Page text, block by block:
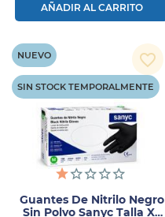
AÑADIR AL CARRITO
Guantes De Nitrilo Negro
Sin Polvo Sanyc Talla XL
NUEVO
SIN STOCK TEMPORALMENTE
favorite_border